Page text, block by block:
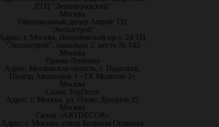
ДТЦ "Ленинградский"
Москва
Официальный дилер Artpole ТЦ
"Экспострой"
г. Москва, Нахимовский пр-т, 24 ТЦ
"Экспострой", павильон 2, место № 143
Москва
Прима Лепнина
Адрес: Московская область, г. Подольск,
Проезд Авиаторов 1 «ТК Молоток 2»
Москва
Салон TopDecor
Адрес: г. Москва, ул. Олеко Дундича 25
Москва
Салон «ARTDECOR»
Адрес: г. Москва, улица Большая Ордынка